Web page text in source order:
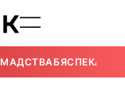
БЯСПЕКА